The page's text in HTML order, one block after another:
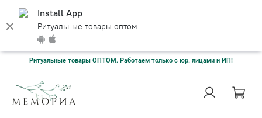
Install App
Ритуальные товары оптом
Ритуальные товары ОПТОМ. Работаем только с юр. лицами и ИП!